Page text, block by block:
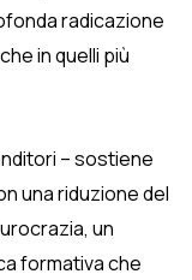
radicazione
in quelli più
– sostiene
una riduzione del
un
formativa che